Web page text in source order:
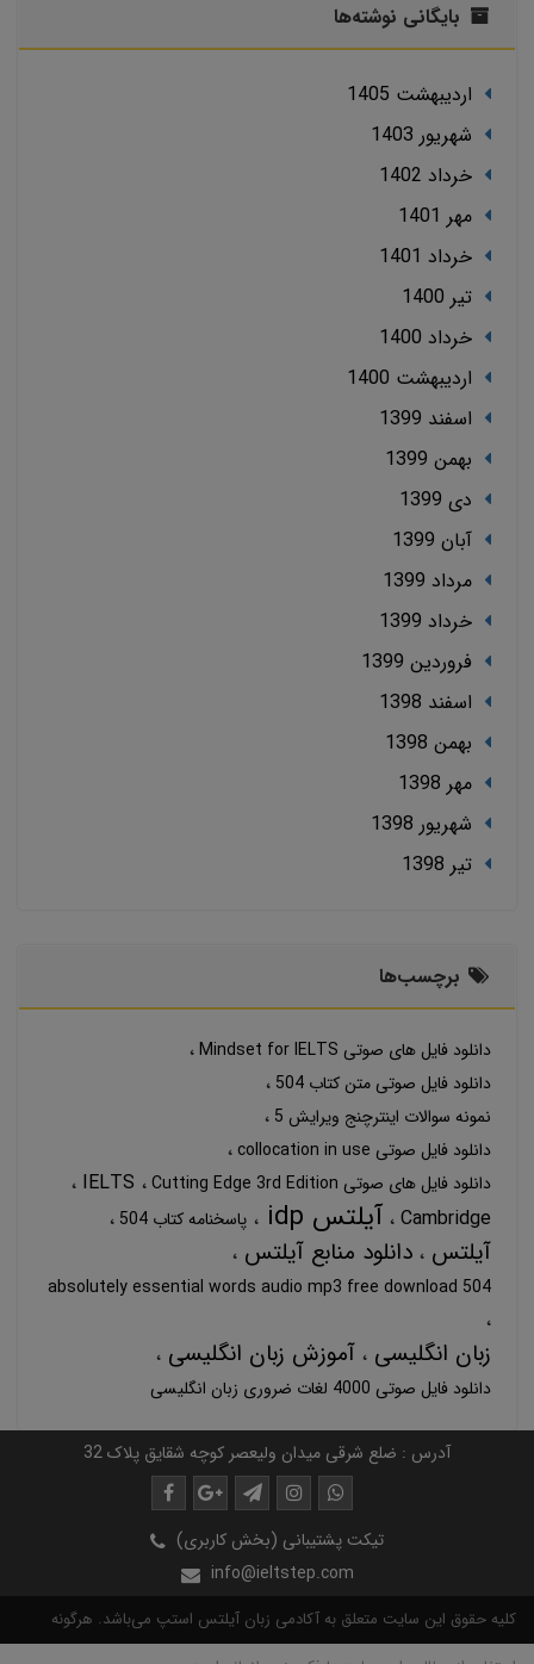
بایگانی نوشته‌ها
ارديبهشت 1405
شهریور 1403
خرداد 1402
مهر 1401
خرداد 1401
تير 1400
خرداد 1400
ارديبهشت 1400
اسفند 1399
بهمن 1399
دی 1399
آبان 1399
مرداد 1399
خرداد 1399
فروردین 1399
اسفند 1398
بهمن 1398
مهر 1398
شهریور 1398
تير 1398
برچسب‌ها
دانلود فایل های صوتی Mindset for IELTS
دانلود فایل صوتی متن کتاب 504
نمونه سوالات اینترچنج ویرایش 5
دانلود فایل صوتی collocation in use
دانلود فایل های صوتی Cutting Edge 3rd Edition
IELTS
Cambridge آیلتس idp پاسخنامه کتاب 504
آیلتس دانلود منابع آیلتس
504 absolutely essential words audio mp3 free download
زبان انگلیسی آموزش زبان انگلیسی
دانلود فایل صوتی 4000 لغات ضروری زبان انگلیسی
آدرس : ضلع شرقی میدان ولیعصر کوچه شقایق پلاک 32
تیکت پشتیبانی (بخش کاربری)
info@ieltstep.com
کلیه حقوق این سایت متعلق به آکادمی زبان آیلتس استپ می‌باشد. هرگونه